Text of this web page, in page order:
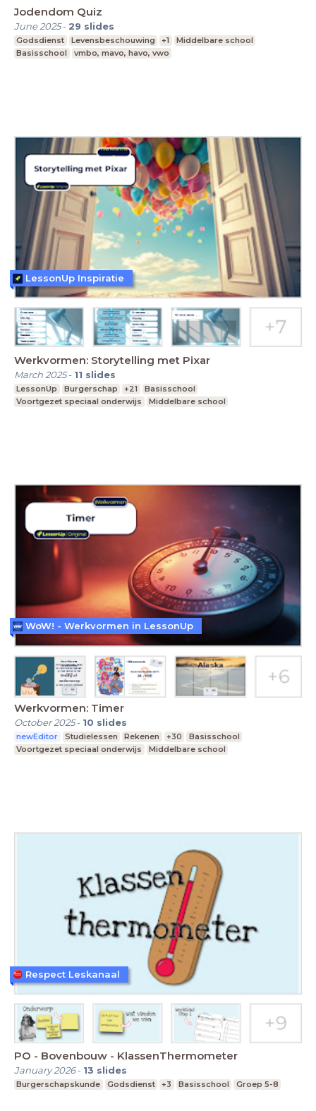
Jodendom Quiz
June 2025- 29 slides
Godsdienst Levensbeschouwing +1
Middelbare school
Basisschool
vmbo, mavo, havo, vwo
Werkvormen: Storytelling met Pixar
March 2025- 11 slides
LessonUp Burgerschap +21
Basisschool
Voortgezet speciaal onderwijs
Middelbare school
LessonUp Inspiratie
Werkvormen: Timer
October 2025- 10 slides
newEditor Studielessen Rekenen +30
Basisschool
Voortgezet speciaal onderwijs
Middelbare school
WoW! - Werkvormen in LessonUp
PO - Bovenbouw - KlassenThermometer
January 2026- 13 slides
Burgerschapskunde Godsdienst +3 Basisschool Groep 5-8
Respect Leskanaal